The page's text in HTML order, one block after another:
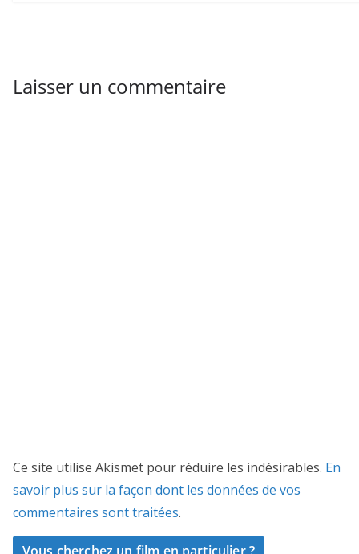
Laisser un commentaire
Ce site utilise Akismet pour réduire les indésirables. En
savoir plus sur la façon dont les données de vos
commentaires sont traitées.